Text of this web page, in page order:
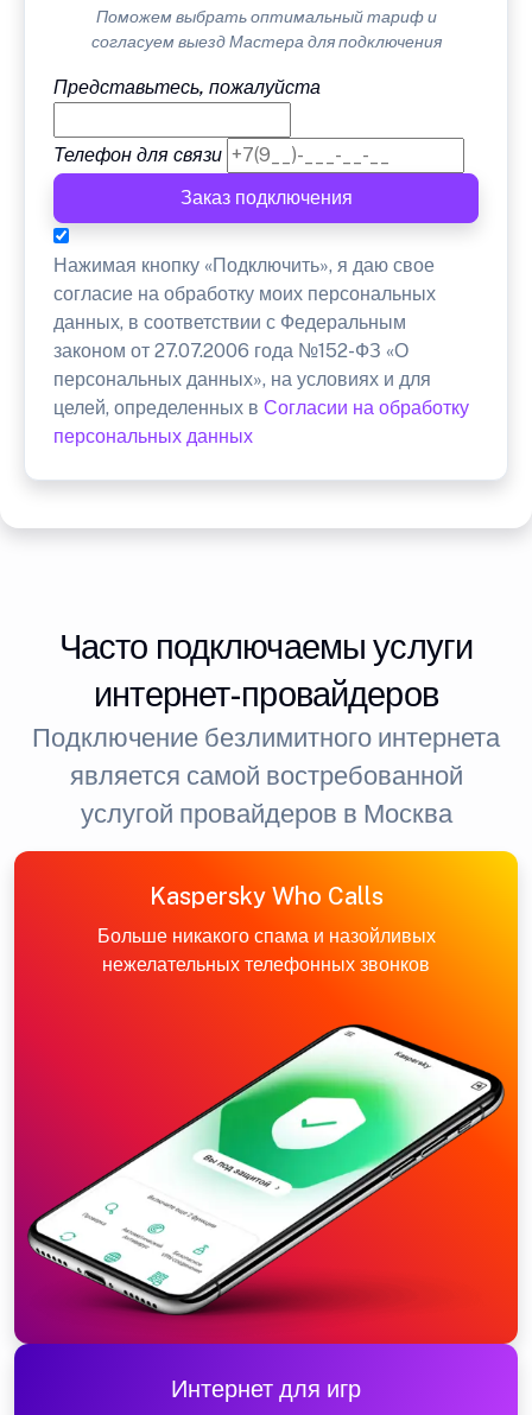
Поможем выбрать оптимальный тариф и
согласуем выезд Мастера для подключения
Представьтесь, пожалуйста
Телефон для связи
Заказ подключения
Нажимая кнопку «Подключить», я даю свое
согласие на обработку моих персональных
данных, в соответствии с Федеральным
законом от 27.07.2006 года №152-ФЗ «О
персональных данных», на условиях и для
целей, определенных в Согласии на обработку
персональных данных
Часто подключаемы услуги
интернет-провайдеров
Подключение безлимитного интернета
является самой востребованной
услугой провайдеров в Москва
Kaspersky Who Calls
Больше никакого спама и назойливых
нежелательных телефонных звонков
Интернет для игр